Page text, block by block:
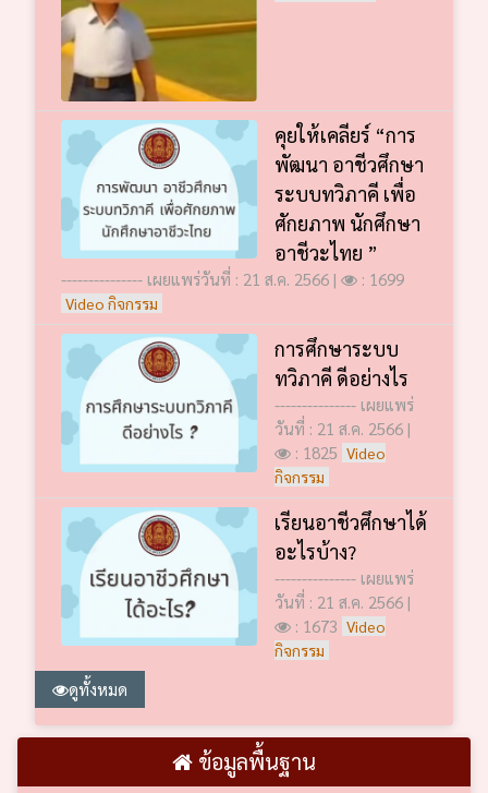
คุยให้เคลียร์ “การ
พัฒนา อาชีวศึกษา
ระบบทวิภาคี เพื่อ
ศักยภาพ นักศึกษา
อาชีวะไทย ”
--------------- เผยแพร่วันที่ : 21 ส.ค. 2566 | : 1699
Video กิจกรรม
การศึกษาระบบ
ทวิภาคี ดีอย่างไร
--------------- เผยแพร่
วันที่ : 21 ส.ค. 2566 |
: 1825 Video
กิจกรรม
เรียนอาชีวศึกษาได้
อะไรบ้าง?
--------------- เผยแพร่
วันที่ : 21 ส.ค. 2566 |
: 1673 Video
กิจกรรม
ดูทั้งหมด
ข้อมูลพื้นฐาน